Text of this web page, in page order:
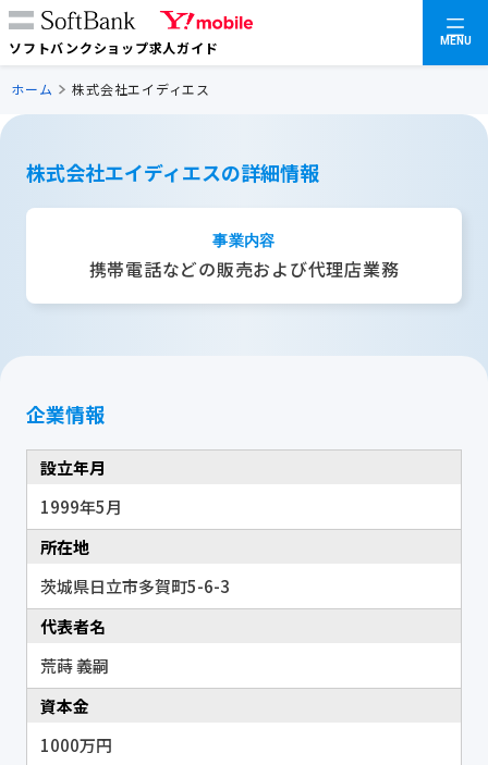
ソフトバンクショップ求人ガイド MENU
ホーム 株式会社エイディエス
株式会社エイディエスの詳細情報
事業内容
携帯電話などの販売および代理店業務
企業情報
設立年月
1999年5月
所在地
茨城県日立市多賀町5-6-3
代表者名
荒蒔 義嗣
資本金
1000万円